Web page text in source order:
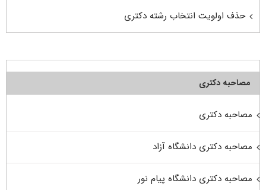
حذف اولویت انتخاب رشته دکتری
مصاحبه دکتری
مصاحبه دکتری
مصاحبه دکتری دانشگاه آزاد
مصاحبه دکتری دانشگاه پیام نور